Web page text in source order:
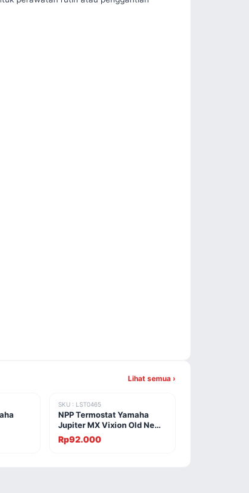
Lihat semua ›
SKU : LST0465
NPP Termostat Yamaha
Jupiter MX Vixion Old New
5YP
Rp92.000